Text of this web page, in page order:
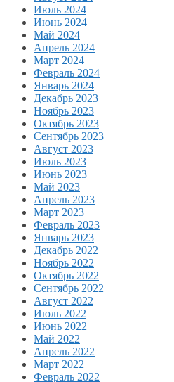
Июль 2024
Июнь 2024
Май 2024
Апрель 2024
Март 2024
Февраль 2024
Январь 2024
Декабрь 2023
Ноябрь 2023
Октябрь 2023
Сентябрь 2023
Август 2023
Июль 2023
Июнь 2023
Май 2023
Апрель 2023
Март 2023
Февраль 2023
Январь 2023
Декабрь 2022
Ноябрь 2022
Октябрь 2022
Сентябрь 2022
Август 2022
Июль 2022
Июнь 2022
Май 2022
Апрель 2022
Март 2022
Февраль 2022